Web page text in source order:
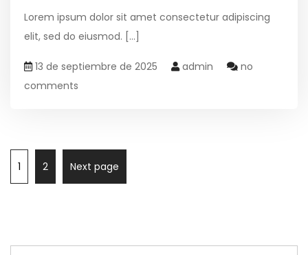
Lorem ipsum dolor sit amet consectetur adipiscing
elit, sed do eiusmod. [...]
13 de septiembre de 2025 admin
no
comments
1 2 Next page